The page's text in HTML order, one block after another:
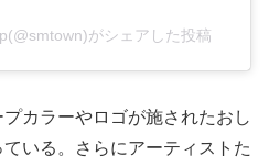
がシェアした投稿
カラーやロゴが施されたおし
いる。さらにアーティストた